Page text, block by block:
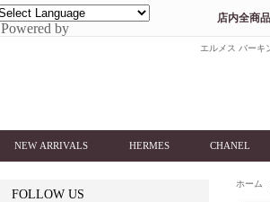
Powered by
店内全商
エルメス バーキ
NEW ARRIVALS HERMES CHANEL
ホーム
FOLLOW US